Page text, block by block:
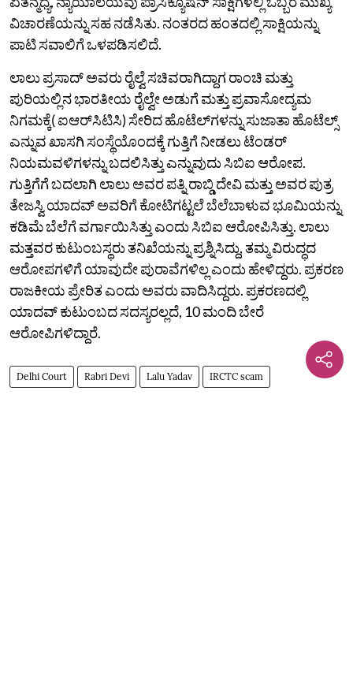
ವಿಚಾರಣೆಯನ್ನು ಸಹ ನಡೆಸಿತು. ನಂತರದ ಹಂತದಲ್ಲಿ ಸಾಕ್ಷಿಯನ್ನು
ಪಾಟಿ ಸವಾಲಿಗೆ ಒಳಪಡಿಸಲಿದೆ.
ಲಾಲು ಪ್ರಸಾದ್‌ ಅವರು ರೈಲ್ವೆ ಸಚಿವರಾಗಿದ್ದಾಗ ರಾಂಚಿ ಮತ್ತು
ಪುರಿಯಲ್ಲಿನ ಭಾರತೀಯ ರೈಲ್ವೇ ಅಡುಗೆ ಮತ್ತು ಪ್ರವಾಸೋದ್ಯಮ
ನಿಗಮಕ್ಕೆ( ಐಆರ್‌ಸಿಟಿಸಿ) ಸೇರಿದ ಹೊಟೆಲ್‌ಗಳನ್ನು ಸುಜಾತಾ ಹೊಟೆಲ್ಸ್‌
ಎನ್ನುವ ಖಾಸಗಿ ಸಂಸ್ಥೆಯೊಂದಕ್ಕೆ ಗುತ್ತಿಗೆ ನೀಡಲು ಟೆಂಡರ್‌
ನಿಯಮವಳಿಗಳನ್ನು ಬದಲಿಸಿತ್ತು ಎನ್ನುವುದು ಸಿಬಿಐ ಆರೋಪ.
ಗುತ್ತಿಗೆಗೆ ಬದಲಾಗಿ ಲಾಲು ಅವರ ಪತ್ನಿ ರಾಬ್ಡಿ ದೇವಿ ಮತ್ತು ಅವರ ಪುತ್ರ
ತೇಜಸ್ವಿ ಯಾದವ್‌ ಅವರಿಗೆ ಕೋಟಿಗಟ್ಟಲೆ ಬೆಲೆಬಾಳುವ ಭೂಮಿಯನ್ನು
ಕಡಿಮೆ ಬೆಲೆಗೆ ವರ್ಗಾಯಿಸಿತ್ತು ಎಂದು ಸಿಬಿಐ ಆರೋಪಿಸಿತ್ತು. ಲಾಲು
ಮತ್ತವರ ಕುಟುಂಬಸ್ಥರು ತನಿಖೆಯನ್ನು ಪ್ರಶ್ನಿಸಿದ್ದು, ತಮ್ಮ ವಿರುದ್ಧದ
ಆರೋಪಗಳಿಗೆ ಯಾವುದೇ ಪುರಾವೆಗಳಿಲ್ಲ ಎಂದು ಹೇಳಿದ್ದರು. ಪ್ರಕರಣ
ರಾಜಕೀಯ ಪ್ರೇರಿತ ಎಂದು ಅವರು ವಾದಿಸಿದ್ದರು. ಪ್ರಕರಣದಲ್ಲಿ
ಯಾದವ್ ಕುಟುಂಬದ ಸದಸ್ಯರಲ್ಲದೆ, 10 ಮಂದಿ ಬೇರೆ
ಆರೋಪಿಗಳಿದ್ದಾರೆ.
Delhi Court Rabri Devi Lalu Yadav IRCTC scam